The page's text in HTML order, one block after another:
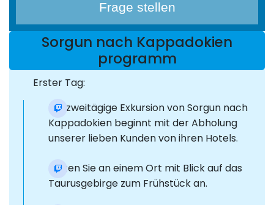
Frage stellen
Sorgun nach Kappadokien
programm
Erster Tag:
Die zweitägige Exkursion von Sorgun nach
Kappadokien beginnt mit der Abholung
unserer lieben Kunden von ihren Hotels.
Halten Sie an einem Ort mit Blick auf das
Taurusgebirge zum Frühstück an.